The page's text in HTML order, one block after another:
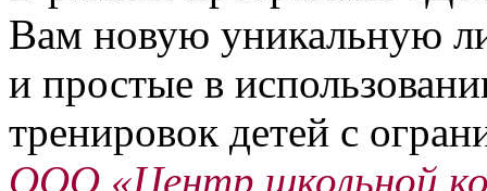
Вам новую уникальную
и простые в
тренировок детей с
ООО «Центр школьной